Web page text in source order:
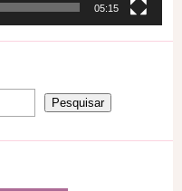
05:15